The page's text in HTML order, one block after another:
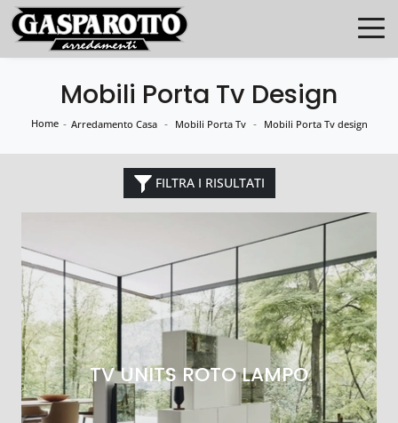
Mobili Porta Tv Design
Home - Arredamento Casa - Mobili Porta Tv - Mobili Porta Tv design
FILTRA I RISULTATI
TV UNITS ROTO LAMPO